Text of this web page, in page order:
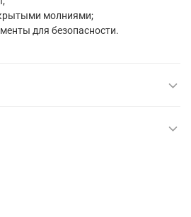
молниями;
для безопасности.